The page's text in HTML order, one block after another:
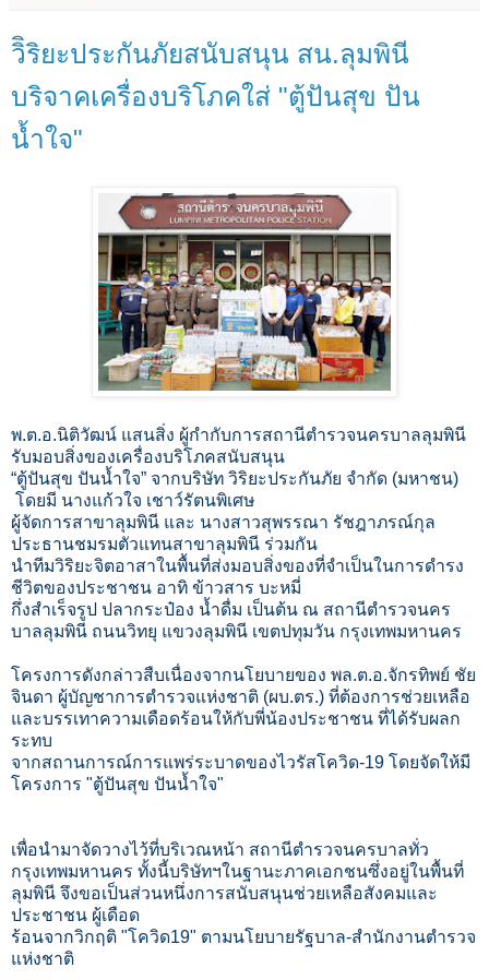
วิิริยะประกันภัยสนับสนุน สน.ลุมพินี
บริจาคเครื่องบริโภคใส่ "ตู้ปันสุข ปัน
น้ำใจ"
พ.ต.อ.นิติวัฒน์ แสนสิ่ง ผู้กำกับการสถานีตำรวจนครบาลลุมพินี
รับมอบสิ่งของเครื่องบริโภคสนับสนุน
“ตู้ปันสุข ปันน้ำใจ” จากบริษัท วิริยะประกันภัย จำกัด (มหาชน)
โดยมี นางแก้วใจ เชาว์รัตนพิเศษ
ผู้จัดการสาขาลุมพินี และ นางสาวสุพรรณา รัชฎาภรณ์กุล
ประธานชมรมตัวแทนสาขาลุมพินี ร่วมกัน
นำทีมวิริยะจิตอาสาในพื้นที่ส่งมอบสิ่งของที่จำเป็นในการดำรง
ชีวิตของประชาชน อาทิ ข้าวสาร บะหมี่
กึ่งสำเร็จรูป ปลากระป๋อง น้ำดื่ม เป็นต้น ณ สถานีตำรวจนคร
บาลลุมพินี ถนนวิทยุ แขวงลุมพินี เขตปทุมวัน กรุงเทพมหานคร
​โครงการดังกล่าวสืบเนื่องจากนโยบายของ พล.ต.อ.จักรทิพย์ ชัย
จินดา ผู้บัญชาการตำรวจแห่งชาติ (ผบ.ตร.) ที่ต้องการช่วยเหลือ
และบรรเทาความเดือดร้อนให้กับพี่น้องประชาชน ที่ได้รับผลก
ระทบ
จากสถานการณ์การแพร่ระบาดของไวรัสโควิด-19 โดยจัดให้มี
โครงการ "ตู้ปันสุข ปันน้ำใจ"
เพื่อนำมาจัดวางไว้ที่บริเวณหน้า สถานีตำรวจนครบาลทั่ว
กรุงเทพมหานคร ทั้งนี้บริษัทฯในฐานะภาคเอกชนซึ่งอยู่ในพื้นที่
ลุมพินี จึงขอเป็นส่วนหนึ่งการสนับสนุนช่วยเหลือสังคมและ
ประชาชน ผู้เดือด
ร้อนจากวิกฤติ "โควิด19" ตามนโยบายรัฐบาล-สำนักงานตำรวจ
แห่งชาติ